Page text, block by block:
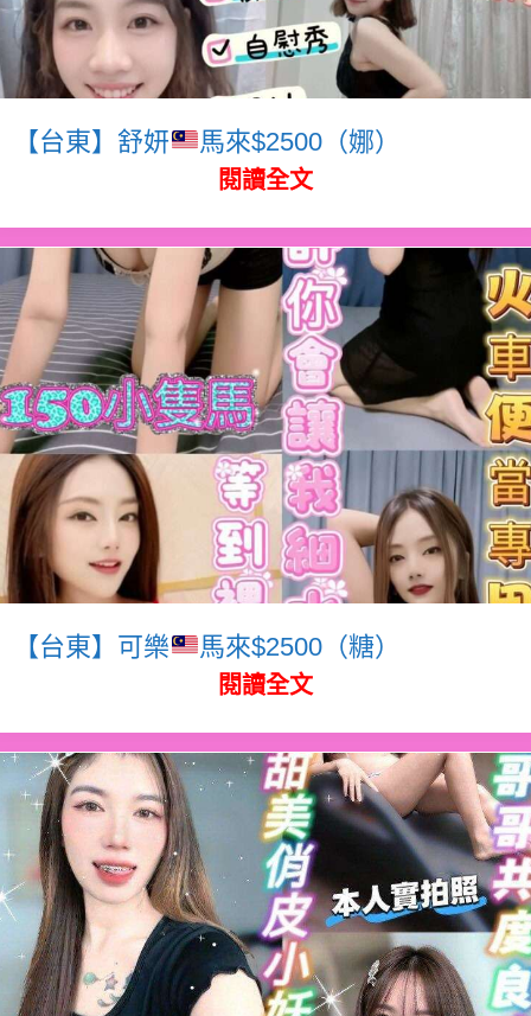
【台東】舒妍 馬來$2500（娜）
閱讀全文
【台東】可樂 馬來$2500（糖）
閱讀全文